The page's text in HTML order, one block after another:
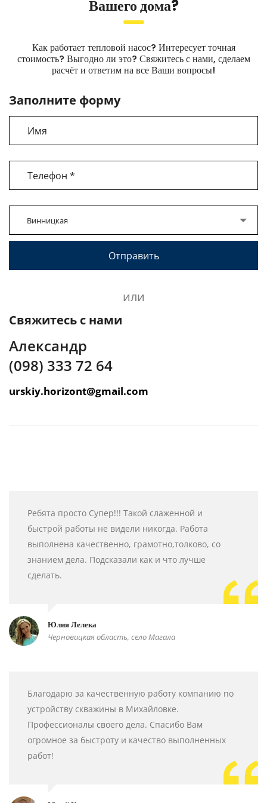
подготовленные проекты гарантированно проходят
проверку во всех инстанциях технадзора.
Вашего дома?
Как работает тепловой насос? Интересует точная
стоимость? Выгодно ли это? Свяжитесь с нами, сделаем
расчёт и ответим на все Ваши вопросы!
Заполните форму
Винницкая
или
Свяжитесь с нами
Александр
(098) 333 72 64
urskiy.horizont@gmail.com
Ребята просто Супер!!! Такой слаженной и
быстрой работы не видели никогда. Работа
выполнена качественно, грамотно,толково, со
знанием дела. Подсказали как и что лучше
сделать.
Юлия Лелека
Черновицкая область, село Магала
Благодарю за качественную работу компанию по
устройству скважины в Михайловке.
Профессионалы своего дела. Спасибо Вам
огромное за быстроту и качество выполненных
работ!